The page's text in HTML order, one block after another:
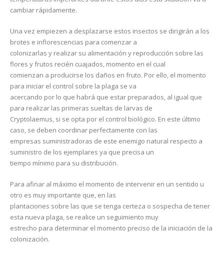
cambiar rápidamente.
Una vez empiezen a desplazarse estos insectos se dirigirán a los
brotes e inflorescencias para comenzar a
colonizarlas y realizar su alimentación y reproducción sobre las
flores y frutos recién cuajados, momento en el cual
comienzan a producirse los daños en fruto. Por ello, el momento
para iniciar el control sobre la plaga se va
acercando por lo que habrá que estar preparados, al igual que
para realizar las primeras sueltas de larvas de
Cryptolaemus, si se opta por el control biológico. En este último
caso, se deben coordinar perfectamente con las
empresas suministradoras de este enemigo natural respecto a
suministro de los ejemplares ya que precisa un
tiempo mínimo para su distribución.
Para afinar al máximo el momento de intervenir en un sentido u
otro es muy importante que, en las
plantaciones sobre las que se tenga certeza o sospecha de tener
esta nueva plaga, se realice un seguimiento muy
estrecho para determinar el momento preciso de la iniciación de la
colonización.